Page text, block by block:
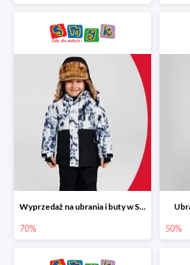
Wyprzedaż na ubrania i buty w Smyku do -70%
70% 50%